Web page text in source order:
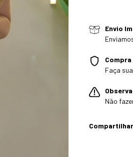
Envio
Faça
Não
Compartilhar